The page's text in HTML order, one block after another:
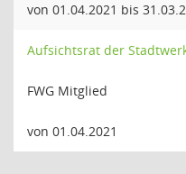
von 01.04.2021 bis
Aufsichtsrat der
FWG Mitglied
von 01.04.2021